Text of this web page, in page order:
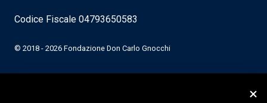
Codice Fiscale 04793650583
© 2018 - 2026 Fondazione Don Carlo Gnocchi